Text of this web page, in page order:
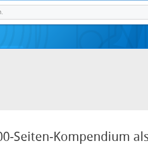
Seiten-Kompendium